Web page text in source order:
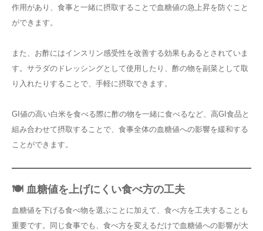
作用があり、食事と一緒に摂取することで血糖値の急上昇を防ぐこと
ができます。
また、お酢にはインスリン感受性を改善する効果もあるとされていま
す。サラダのドレッシングとして使用したり、酢の物を副菜として取
り入れたりすることで、手軽に摂取できます。
GI値の高い白米を食べる際に酢の物を一緒に食べるなど、高GI食品と
組み合わせて摂取することで、食事全体の血糖値への影響を緩和する
ことができます。
🍽️ 血糖値を上げにくい食べ方の工夫
血糖値を下げる食べ物を選ぶことに加えて、食べ方を工夫することも
重要です。同じ食事でも、食べ方を変えるだけで血糖値への影響が大